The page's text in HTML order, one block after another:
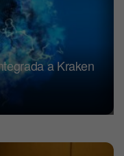
a Kraken